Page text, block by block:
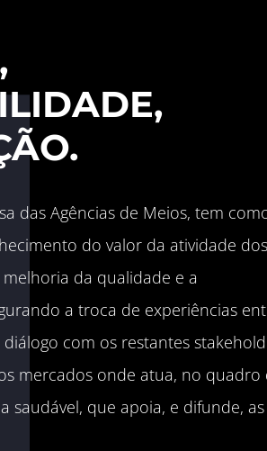
das Agências de Meios, tem
do valor da atividade dos
da qualidade e a
a troca de experiências
com os restantes
mercados onde atua, no quadro
saudável, que apoia, e difunde, as